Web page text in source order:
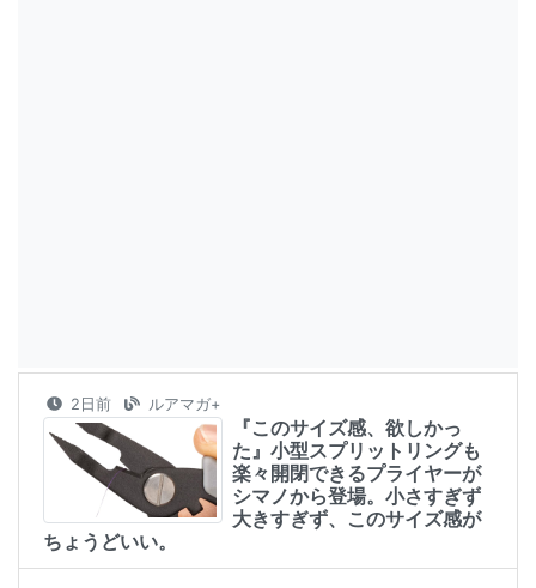
2日前 ルアマガ+
『このサイズ感、欲しかっ
た』小型スプリットリングも
楽々開閉できるプライヤーが
シマノから登場。小さすぎず
大きすぎず、このサイズ感が
ちょうどいい。